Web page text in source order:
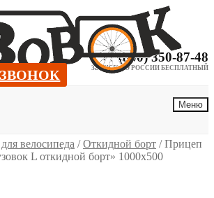
+7 (800) 350-87-48
ЗВОНОК ПО РОССИИ БЕСПЛАТНЫЙ
Меню
велосипеда /Откидной борт /Прицеп
L откидной борт» 1000х500